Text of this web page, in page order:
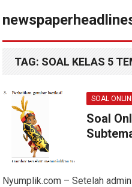
TAG: SOAL KELAS 5
SOAL
Soal
Nyumplik.com – Setelah